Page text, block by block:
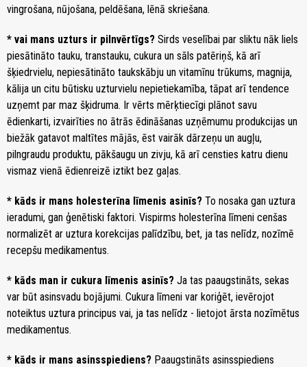
vingrošana, nūjošana, peldēšana, lēnā skriešana.
* vai mans uzturs ir pilnvērtīgs? Sirds veselībai par sliktu nāk liels
piesātināto tauku, transtauku, cukura un sāls patēriņš, kā arī
šķiedrvielu, nepiesātināto taukskābju un vitamīnu trūkums, magnija,
kālija un citu būtisku uzturvielu nepietiekamība, tāpat arī tendence
uzņemt par maz šķidruma. Ir vērts mērķtiecīgi plānot savu
ēdienkarti, izvairīties no ātrās ēdināšanas uzņēmumu produkcijas un
biežāk gatavot maltītes mājās, ēst vairāk dārzeņu un augļu,
pilngraudu produktu, pākšaugu un zivju, kā arī censties katru dienu
vismaz vienā ēdienreizē iztikt bez gaļas.
* kāds ir mans holesterīna līmenis asinīs? To nosaka gan uztura
ieradumi, gan ģenētiski faktori. Vispirms holesterīna līmeni cenšas
normalizēt ar uztura korekcijas palīdzību, bet, ja tas nelīdz, nozīmē
recepšu medikamentus.
* kāds man ir cukura līmenis asinīs? Ja tas paaugstināts, sekas
var būt asinsvadu bojājumi. Cukura līmeni var koriģēt, ievērojot
noteiktus uztura principus vai, ja tas nelīdz - lietojot ārsta nozīmētus
medikamentus.
* kāds ir mans asinsspiediens? Paaugstināts asinsspiediens